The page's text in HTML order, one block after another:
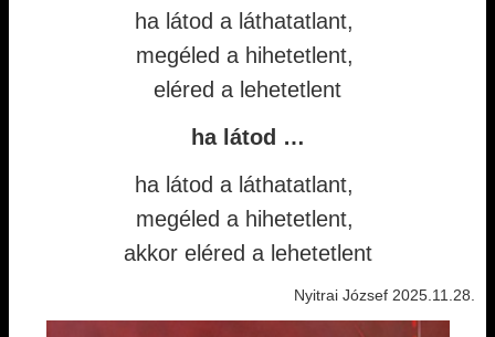
ha látod a láthatatlant,
megéled a hihetetlent,
eléred a lehetetlent
ha látod …
ha látod a láthatatlant,
megéled a hihetetlent,
akkor eléred a lehetetlent
Nyitrai József 2025.11.28.